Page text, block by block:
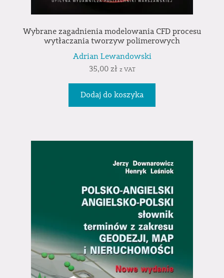
Wybrane zagadnienia modelowania CFD procesu
wytłaczania tworzyw polimerowych
Adrian Lewandowski
35,00 zł z VAT
Dodaj do koszyka